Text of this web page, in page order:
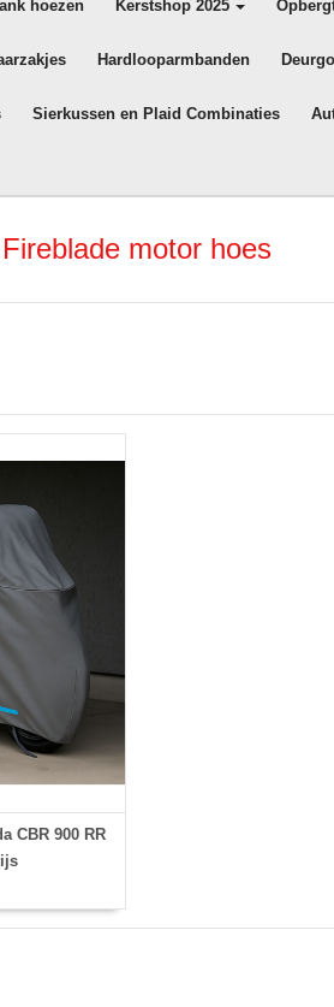
hoezen Kerstshop 2025
Hardlooparmbanden
Sierkussen en Plaid Combinaties
motor hoes
CBR 900 RR